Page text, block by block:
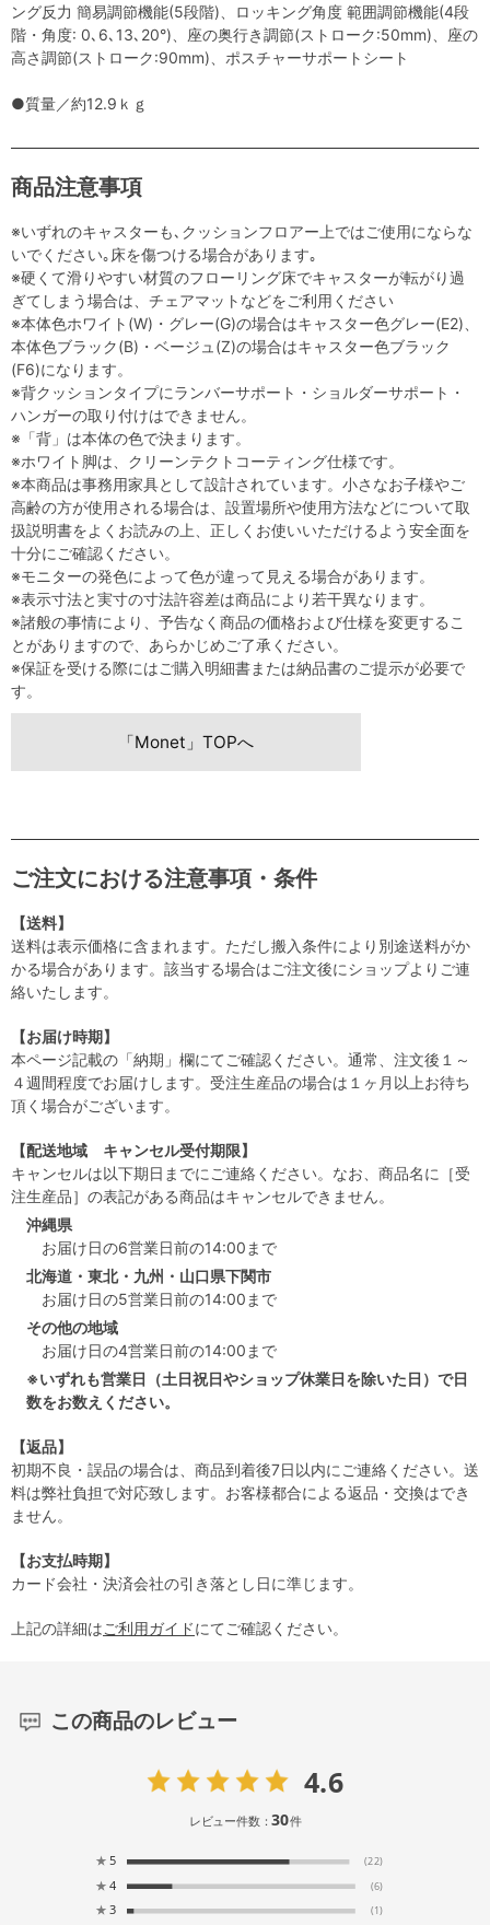
ング反力 簡易調節機能(5段階)、ロッキング角度 範囲調節機能(4段
階・角度: 0､6､13､20°)、座の奥行き調節(ストローク:50mm)、座の
高さ調節(ストローク:90mm)、ポスチャーサポートシート
●質量／約12.9ｋｇ
商品注意事項
※いずれのキャスターも､クッションフロアー上ではご使用にならな
いでください｡床を傷つける場合があります｡
※硬くて滑りやすい材質のフローリング床でキャスターが転がり過
ぎてしまう場合は、チェアマットなどをご利用ください
※本体色ホワイト(W)・グレー(G)の場合はキャスター色グレー(E2)、
本体色ブラック(B)・ベージュ(Z)の場合はキャスター色ブラック
(F6)になります。
※背クッションタイプにランバーサポート・ショルダーサポート・
ハンガーの取り付けはできません。
※「背」は本体の色で決まります。
※ホワイト脚は、クリーンテクトコーティング仕様です。
※本商品は事務用家具として設計されています。小さなお子様やご
高齢の方が使用される場合は、設置場所や使用方法などについて取
扱説明書をよくお読みの上、正しくお使いいただけるよう安全面を
十分にご確認ください。
※モニターの発色によって色が違って見える場合があります。
※表示寸法と実寸の寸法許容差は商品により若干異なります。
※諸般の事情により、予告なく商品の価格および仕様を変更するこ
とがありますので、あらかじめご了承ください。
※保証を受ける際にはご購入明細書または納品書のご提示が必要で
す。
「Monet」TOPへ
ご注文における注意事項・条件
【送料】
送料は表示価格に含まれます。ただし搬入条件により別途送料がか
かる場合があります。該当する場合はご注文後にショップよりご連
絡いたします。
【お届け時期】
本ページ記載の「納期」欄にてご確認ください。通常、注文後１～
４週間程度でお届けします。受注生産品の場合は１ヶ月以上お待ち
頂く場合がございます。
【配送地域 キャンセル受付期限】
キャンセルは以下期日までにご連絡ください。なお、商品名に［受
注生産品］の表記がある商品はキャンセルできません。
沖縄県
お届け日の6営業日前の14:00まで
北海道・東北・九州・山口県下関市
お届け日の5営業日前の14:00まで
その他の地域
お届け日の4営業日前の14:00まで
※いずれも営業日（土日祝日やショップ休業日を除いた日）で日
数をお数えください。
【返品】
初期不良・誤品の場合は、商品到着後7日以内にご連絡ください。送
料は弊社負担で対応致します。お客様都合による返品・交換はでき
ません。
【お支払時期】
カード会社・決済会社の引き落とし日に準じます。
上記の詳細はご利用ガイドにてご確認ください。
この商品のレビュー
4.6
レビュー件数：30件
★ 5 (22)
★ 4 (6)
★ 3 (1)